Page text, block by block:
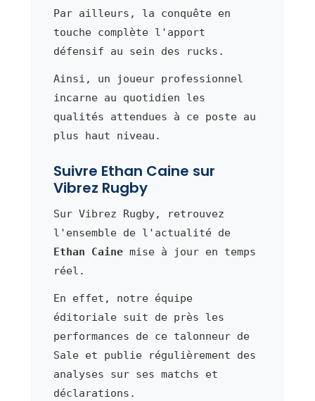
Par ailleurs, la conquête en
touche complète l'apport
défensif au sein des rucks.
Ainsi, un joueur professionnel
incarne au quotidien les
qualités attendues à ce poste au
plus haut niveau.
Suivre Ethan Caine sur
Vibrez Rugby
Sur Vibrez Rugby, retrouvez
l'ensemble de l'actualité de
Ethan Cainemise à jour en temps
réel.
En effet, notre équipe
éditoriale suit de près les
performances de ce talonneur de
Sale et publie régulièrement des
analyses sur ses matchs et
déclarations.